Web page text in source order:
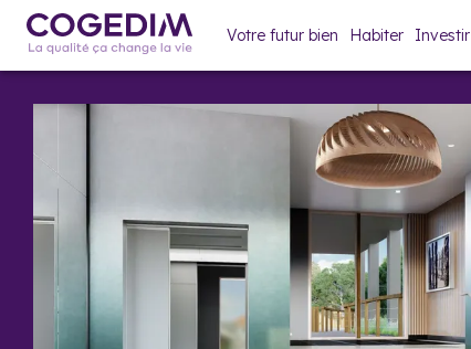
Votre futur bien Habiter Investir